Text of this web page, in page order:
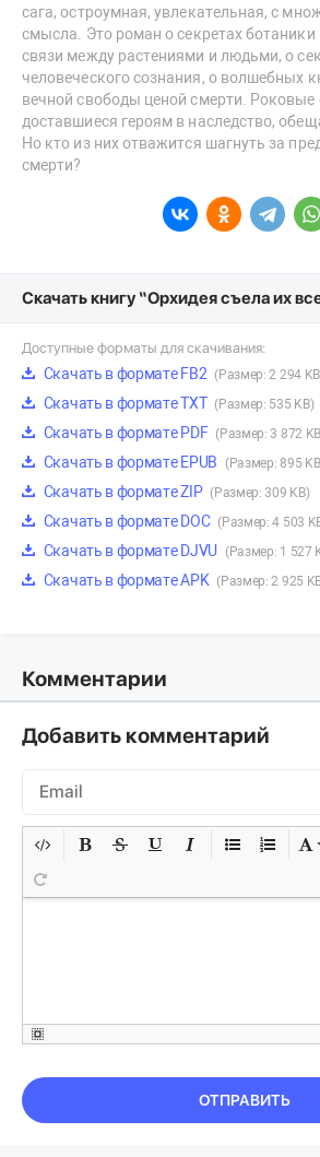
сага, остроумная, увлекательная, с
смысла. Это роман о секретах ботаники
связи между растениями и людьми, о
человеческого сознания, о волшебных
вечной свободы ценой смерти. Роковые
доставшиеся героям в наследство,
Но кто из них отважится шагнуть за
смерти?
Скачать книгу “Орхидея съела их
Доступные форматы для скачивания:
Скачать в формате FB2 (Размер: 2 294
Скачать в формате TXT (Размер: 535 KB)
Скачать в формате PDF (Размер: 3 872
Скачать в формате EPUB (Размер: 895
Скачать в формате ZIP (Размер: 309 KB)
Скачать в формате DOC (Размер: 4 503
Скачать в формате DJVU (Размер: 1 527
Скачать в формате APK (Размер: 2 925
Комментарии
Добавить комментарий
ОТПРАВИТЬ